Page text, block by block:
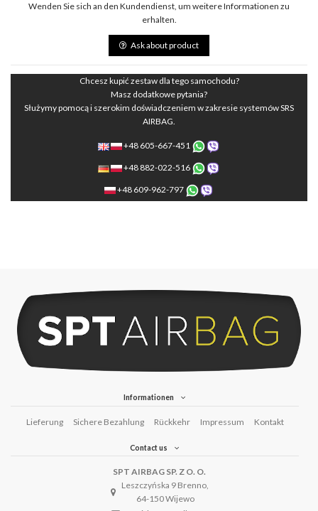
Wenden Sie sich an den Kundendienst, um weitere Informationen zu
erhalten.
Ask about product
Chcesz kupić zestaw dla tego samochodu?
Masz dodatkowe pytania?
Służymy pomocą i szerokim doświadczeniem w zakresie systemów SRS
AIRBAG.
+48 605-667-451
+48 882-022-516
+48 609-962-797
Informationen
Lieferung Sichere Bezahlung Rückkehr Impressum Kontakt
Contact us
SPT AIRBAG SP. Z O. O.
Leszczyńska 9 Brenno,
64-150 Wijewo